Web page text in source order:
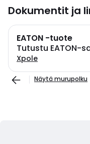
Dokumentit ja
EATON -tuote
Tutustu EATON-
Xpole
Näytä murupolku